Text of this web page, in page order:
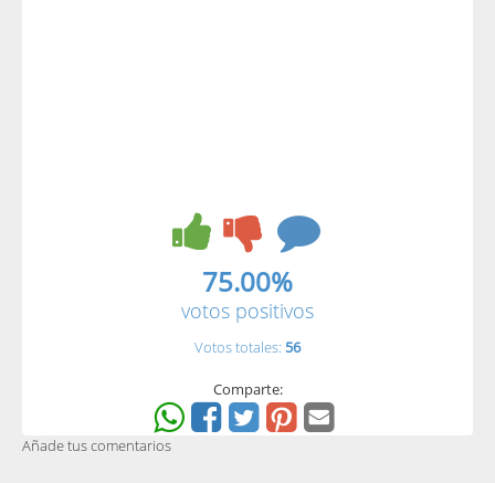
75.00%
votos positivos
Votos totales: 56
Comparte:
Añade tus comentarios